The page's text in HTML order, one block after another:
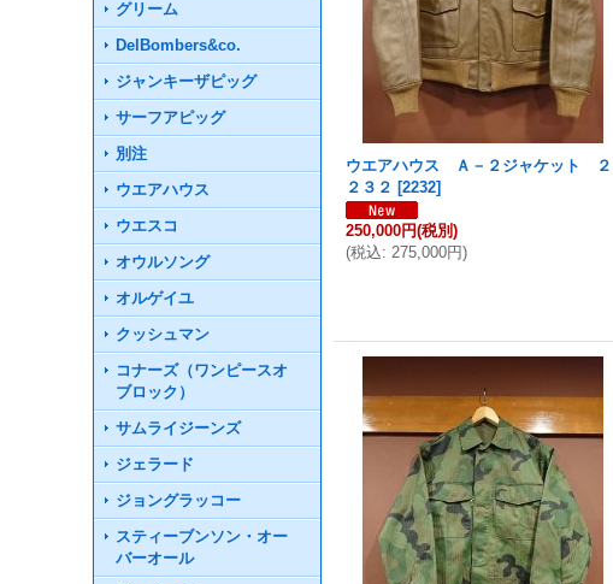
グリーム
DelBombers&co.
ジャンキーザピッグ
サーフアピッグ
別注
ウエアハウス
ウエスコ
オウルソング
オルゲイユ
クッシュマン
コナーズ（ワンピースオ
ブロック）
サムライジーンズ
ジェラード
ジョングラッコー
スティーブンソン・オー
バーオール
ウエアハウス Ａ－２ジャケット ２
２３２ [2232]
250,000円(税別)
(税込: 275,000円)